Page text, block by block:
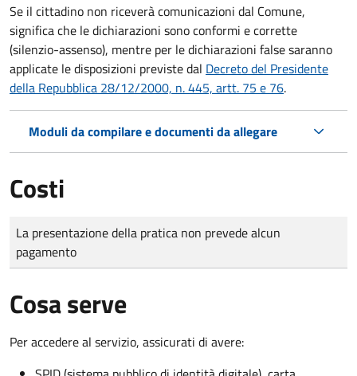
Se il cittadino non riceverà comunicazioni dal Comune,
significa che le dichiarazioni sono conformi e corrette
(silenzio-assenso), mentre per le dichiarazioni false saranno
applicate le disposizioni previste dal Decreto del Presidente
della Repubblica 28/12/2000, n. 445, artt. 75 e 76.
Moduli da compilare e documenti da allegare
Costi
Tipo di pagamento
Importo
La presentazione della pratica non prevede alcun
pagamento
Cosa serve
Per accedere al servizio, assicurati di avere: